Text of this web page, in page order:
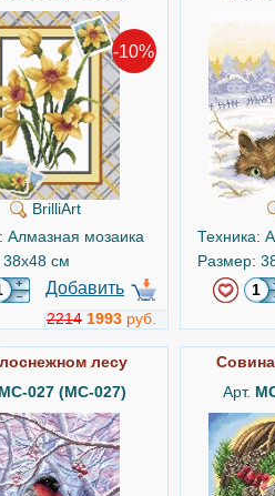
-10%
BrilliArt
Алмазная мозаика
см
Добавить
2214 1993 руб.
Техника:
Размер:
лесу
MC-027 (МС-027)
Арт.